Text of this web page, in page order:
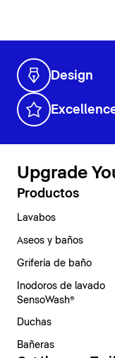
Design
Upgrade
Productos
Lavabos
Aseos y baños
Grifería de baño
Inodoros de lavado
SensoWash®
Duchas
Bañeras